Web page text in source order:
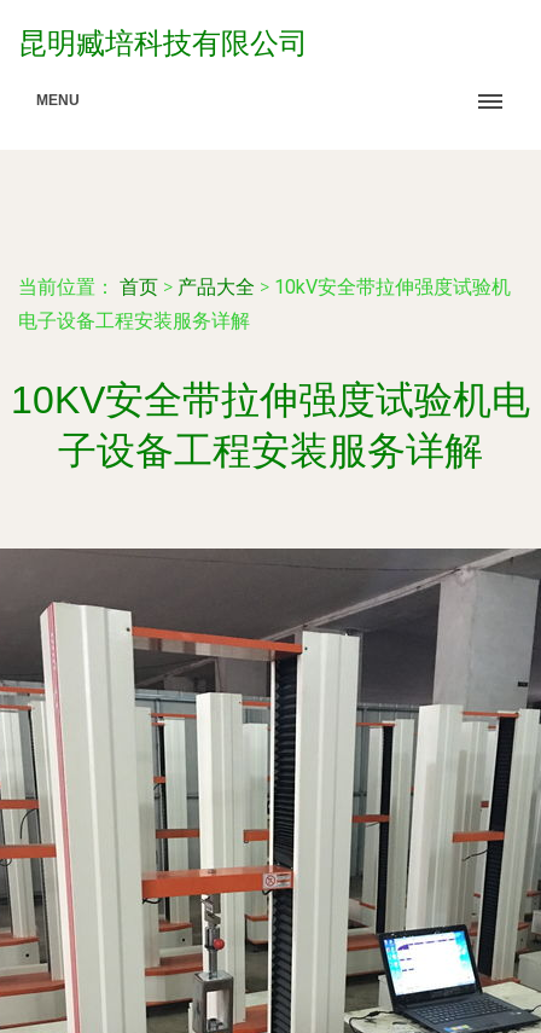
昆明臧培科技有限公司
MENU
当前位置： 首页 > 产品大全 > 10kV安全带拉伸强度试验机
电子设备工程安装服务详解
10KV安全带拉伸强度试验机电
子设备工程安装服务详解